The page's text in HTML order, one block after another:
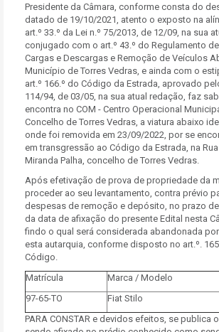
Presidente da Câmara, conforme consta do
datado de 19/10/2021, atento o exposto na
art.º 33.º da Lei n.º 75/2013, de 12/09, na sua
conjugado com o art.º 43.º do Regulamento
Cargas e Descargas e Remoção de Veículos
Município de Torres Vedras, e ainda com o
art.º 166.º do Código da Estrada, aprovado
114/94, de 03/05, na sua atual redação, faz
encontra no COM - Centro Operacional
Concelho de Torres Vedras, a viatura abaixo
onde foi removida em 23/09/2022, por se
em transgressão ao Código da Estrada, na
Miranda Palha, concelho de Torres Vedras.
Após efetivação de prova de propriedade da
proceder ao seu levantamento, contra prévio
despesas de remoção e depósito, no prazo
da data de afixação do presente Edital nesta
findo o qual será considerada abandonada
esta autarquia, conforme disposto no art.º.
Código.
Matrícula
Marca / Modelo
97-65-TO
Fiat Stilo
PARA CONSTAR e devidos efeitos, se publica